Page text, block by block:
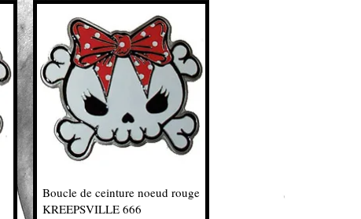
Boucle de ceinture noeud rouge
KREEPSVILLE 666